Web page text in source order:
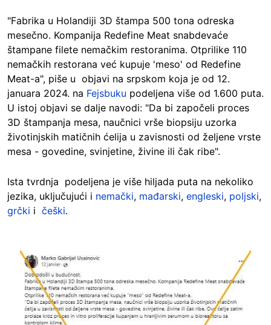
"Fabrika u Holandiji 3D štampa 500 tona odreska
mesečno. Kompanija Redefine Meat snabdevaće
štampane filete nemačkim restoranima. Otprilike 110
nemačkih restorana već kupuje 'meso' od Redefine
Meat-a", piše u objavi na srpskom koja je od 12.
januara 2024. na Fejsbuku podeljena više od 1.600 puta.
U istoj objavi se dalje navodi: "Da bi započeli proces
3D štampanja mesa, naučnici vrše biopsiju uzorka
životinjskih matičnih ćelija u zavisnosti od željene vrste
mesa - govedine, svinjetine, živine ili čak ribe".
Ista tvrdnja podeljena je više hiljada puta na nekoliko
jezika, uključujući i nemački, mađarski, engleski, poljski,
grčki i češki.
Image